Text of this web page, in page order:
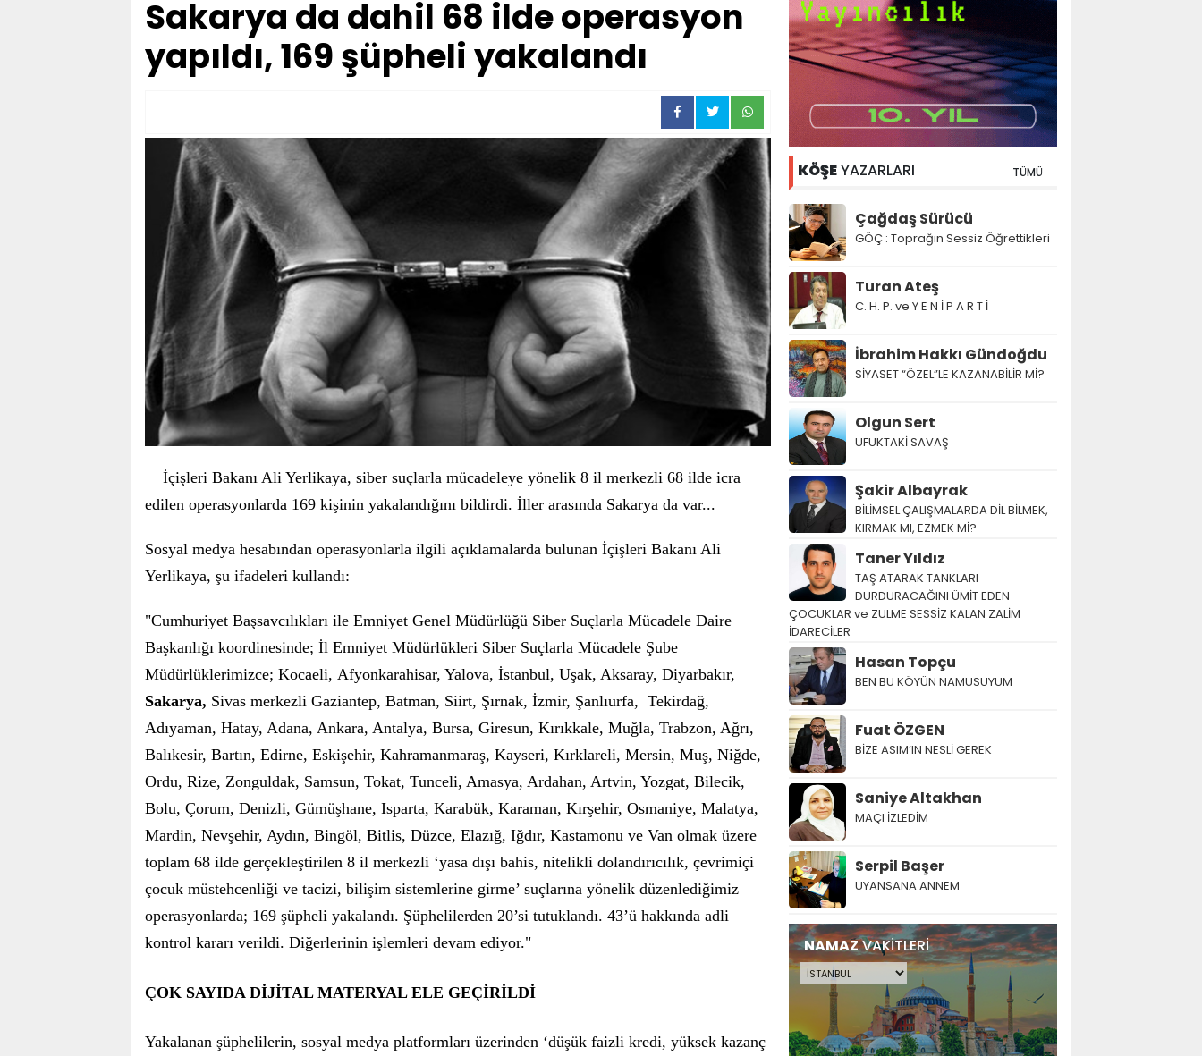
Sakarya da dahil 68 ilde operasyon
yapıldı, 169 şüpheli yakalandı
İçişleri Bakanı Ali Yerlikaya, siber suçlarla mücadeleye yönelik 8 il merkezli 68 ilde icra
edilen operasyonlarda 169 kişinin yakalandığını bildirdi. İller arasında Sakarya da var...
Sosyal medya hesabından operasyonlarla ilgili açıklamalarda bulunan İçişleri Bakanı Ali
Yerlikaya, şu ifadeleri kullandı:
"Cumhuriyet Başsavcılıkları ile Emniyet Genel Müdürlüğü Siber Suçlarla Mücadele Daire
Başkanlığı koordinesinde; İl Emniyet Müdürlükleri Siber Suçlarla Mücadele Şube
Müdürlüklerimizce; Kocaeli, Afyonkarahisar, Yalova, İstanbul, Uşak, Aksaray, Diyarbakır,
Sakarya, Sivas merkezli Gaziantep, Batman, Siirt, Şırnak, İzmir, Şanlıurfa, Tekirdağ,
Adıyaman, Hatay, Adana, Ankara, Antalya, Bursa, Giresun, Kırıkkale, Muğla, Trabzon, Ağrı,
Balıkesir, Bartın, Edirne, Eskişehir, Kahramanmaraş, Kayseri, Kırklareli, Mersin, Muş, Niğde,
Ordu, Rize, Zonguldak, Samsun, Tokat, Tunceli, Amasya, Ardahan, Artvin, Yozgat, Bilecik,
Bolu, Çorum, Denizli, Gümüşhane, Isparta, Karabük, Karaman, Kırşehir, Osmaniye, Malatya,
Mardin, Nevşehir, Aydın, Bingöl, Bitlis, Düzce, Elazığ, Iğdır, Kastamonu ve Van olmak üzere
toplam 68 ilde gerçekleştirilen 8 il merkezli ‘yasa dışı bahis, nitelikli dolandırıcılık, çevrimiçi
çocuk müstehcenliği ve tacizi, bilişim sistemlerine girme’ suçlarına yönelik düzenlediğimiz
operasyonlarda; 169 şüpheli yakalandı. Şüphelilerden 20’si tutuklandı. 43’ü hakkında adli
kontrol kararı verildi. Diğerlerinin işlemleri devam ediyor."
ÇOK SAYIDA DİJİTAL MATERYAL ELE GEÇİRİLDİ
Yakalanan şüphelilerin, sosyal medya platformları üzerinden ‘düşük faizli kredi, yüksek kazanç
KÖŞEYAZARLARI TÜMÜ
Çağdaş Sürücü
GÖÇ : Toprağın Sessiz Öğrettikleri
Turan Ateş
C. H. P. ve Y E N İ P A R T İ
İbrahim Hakkı Gündoğdu
SİYASET “ÖZEL”LE KAZANABİLİR Mİ?
Olgun Sert
UFUKTAKİ SAVAŞ
Şakir Albayrak
BİLİMSEL ÇALIŞMALARDA DİL BİLMEK,
KIRMAK MI, EZMEK Mİ?
Taner Yıldız
TAŞ ATARAK TANKLARI
DURDURACAĞINI ÜMİT EDEN
ÇOCUKLAR ve ZULME SESSİZ KALAN ZALİM
İDARECİLER
Hasan Topçu
BEN BU KÖYÜN NAMUSUYUM
Fuat ÖZGEN
BİZE ASIM’IN NESLİ GEREK
Saniye Altakhan
MAÇI İZLEDİM
Serpil Başer
UYANSANA ANNEM
NAMAZVAKİTLERİ